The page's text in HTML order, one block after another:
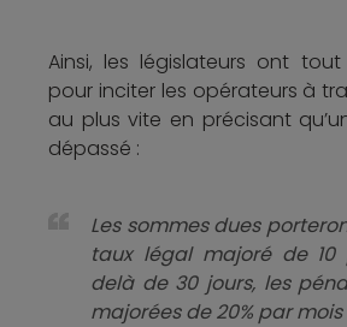
Ainsi, les législateurs ont
pour inciter les opérateurs à
au plus vite en précisant
dépassé :
Les sommes dues
taux légal majoré de 10
delà de 30 jours, les
majorées de 20% par